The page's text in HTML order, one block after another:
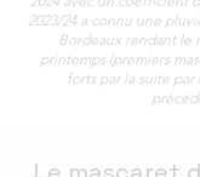
2023/24 a connu une
Bordeaux rendant le
printemps (premiers
forts par la suite